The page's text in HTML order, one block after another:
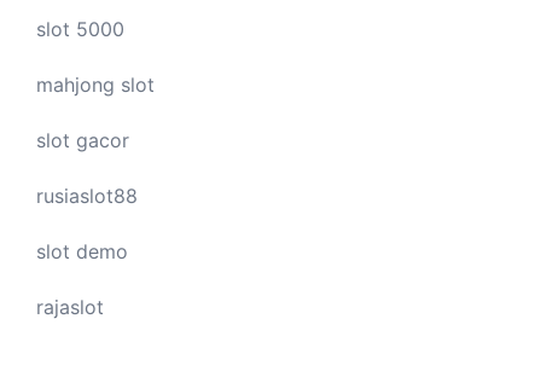
slot 5000
mahjong slot
slot gacor
rusiaslot88
slot demo
rajaslot